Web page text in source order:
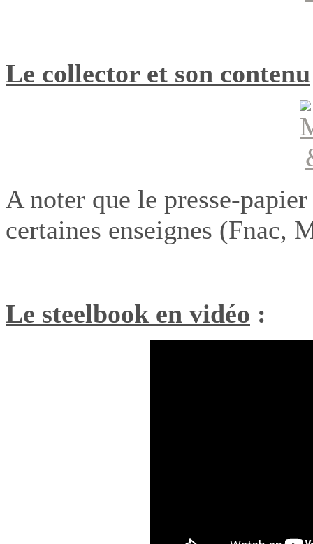
Le collector et son contenu
A noter que le presse-
certaines enseignes (Fnac,
Le steelbook en vidéo :